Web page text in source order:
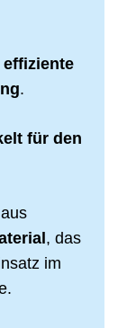
effiziente
.
für den
, das
im